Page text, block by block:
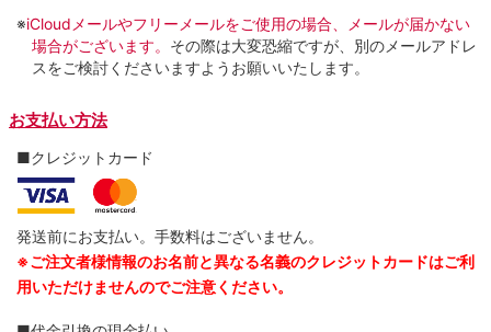
※iCloudメールやフリーメールをご使用の場合、メールが届かない
場合がございます。 その際は大変恐縮ですが、別のメールアドレ
スをご検討くださいますようお願いいたします。
お支払い方法
■クレジットカード
発送前にお支払い。手数料はございません。
※ご注文者様情報のお名前と異なる名義のクレジットカードはご利
用いただけませんのでご注意ください。